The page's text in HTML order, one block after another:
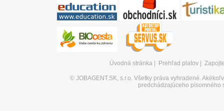
Úvodná stránka | Prehľad platov |
© JOBAGENT.SK, s.r.o. Všetky práva vyhradené.
predchádzajúceho písomného